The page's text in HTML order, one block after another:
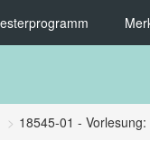
18545-01 -